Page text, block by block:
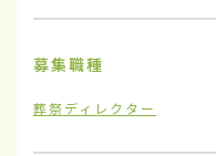
募集職種
葬祭ディレクター